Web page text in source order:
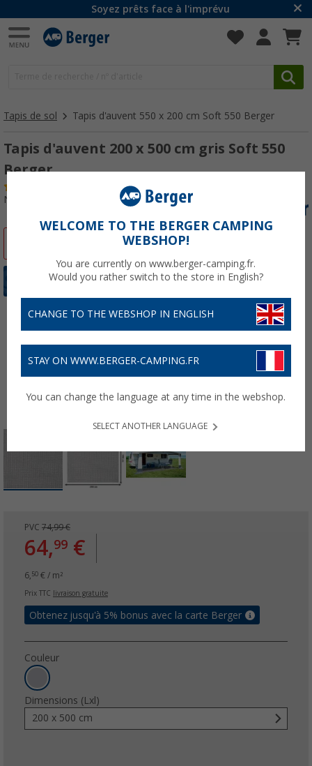
Soyez prêts face à l'imprévu
Tapis de sol Tapis d'auvent 550 x 200 cm Soft 550 Berger
Tapis d'auvent 200 x 500 cm gris Soft 550
Berger
N° d'art : 486330
PVC 74,99 €
64,99 €
6, 50 € / m²
Prix TTC livraison gratuite
Obtenez jusqu'à 5% bonus avec la carte Berger
Couleur
Dimensions (Lxl)
200 x 500 cm
WELCOME TO THE BERGER CAMPING
WEBSHOP!
You are currently on www.berger-camping.fr.
Would you rather switch to the store in English?
CHANGE TO THE WEBSHOP IN ENGLISH
STAY ON WWW.BERGER-CAMPING.FR
You can change the language at any time in the webshop.
SELECT ANOTHER LANGUAGE